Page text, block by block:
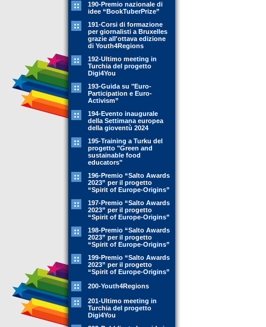
190-Premio nazionale di
idee “BookTuberPrize”
191-Corsi di formazione
per giornalisti a Bruxelles
grazie all'ottava edizione
di Youth4Regions
192-Ultimo meeting in
Turchia del progetto
Digi4You
193-Guida su "Euro-
Participation e Euro-
Activism”
194-Evento inaugurale
della Settimana europea
della gioventù 2024
195-Training a Turku del
progetto "Green and
sustainable food
educators"
196-Premio “Salto Awards
2023” per il progetto
“Spirit of Europe-Origins”
197-Premio “Salto Awards
2023” per il progetto
“Spirit of Europe-Origins”
198-Premio “Salto Awards
2023” per il progetto
“Spirit of Europe-Origins”
199-Premio “Salto Awards
2023” per il progetto
“Spirit of Europe-Origins”
200-Youth4Regions
201-Ultimo meeting in
Turchia del progetto
Digi4You